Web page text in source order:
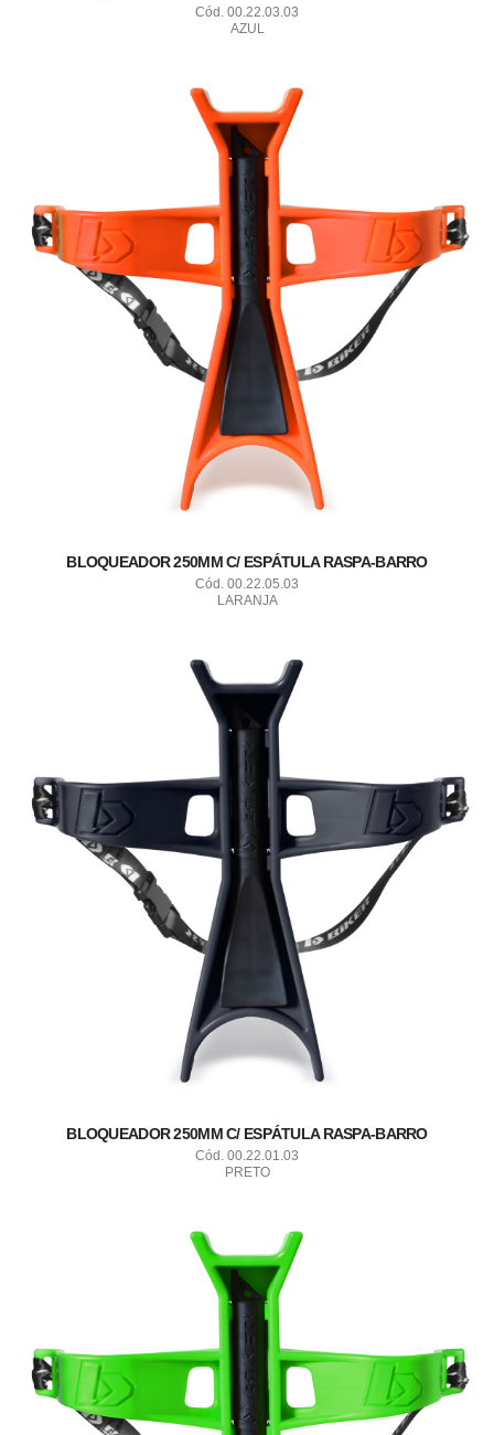
Cód. 00.22.03.03
AZUL
BLOQUEADOR 250MM C/ ESPÁTULA RASPA-BARRO
Cód. 00.22.05.03
LARANJA
BLOQUEADOR 250MM C/ ESPÁTULA RASPA-BARRO
Cód. 00.22.01.03
PRETO